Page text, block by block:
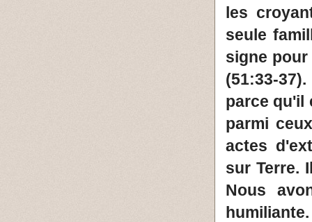
les
seule
signe
(51:33-
parce qu'il
parmi
actes
sur Terre.
Nous